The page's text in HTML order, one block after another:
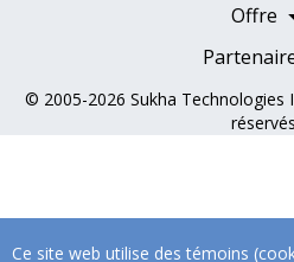
Ce site web utilise des témoins
Offre
Devenir
Professionnels
© 2005-2026 Sukha Technologies